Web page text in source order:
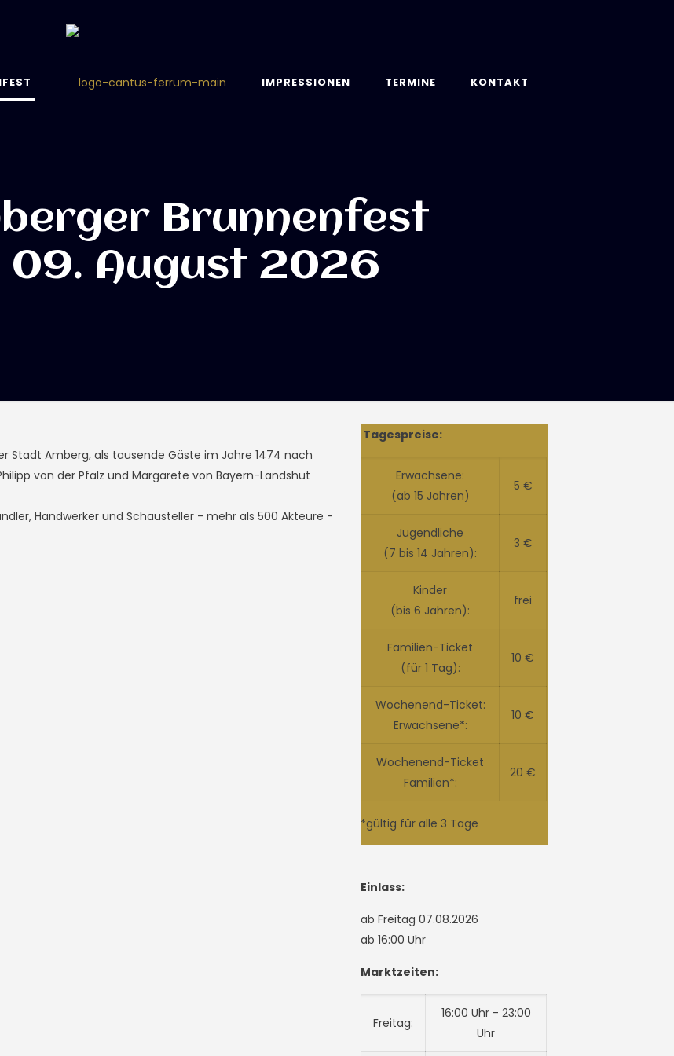
IMPRESSIONEN TERMINE KONTAKT
Brunnenfest
09. August 2026
Stadt Amberg, als tausende Gäste im Jahre 1474 nach
von der Pfalz und Margarete von Bayern-Landshut
Handwerker und Schausteller - mehr als 500 Akteure -
Tagespreise:
Erwachsene:
(ab 15 Jahren)
5 €
Jugendliche
(7 bis 14 Jahren):
3 €
Kinder
(bis 6 Jahren):
frei
Familien-Ticket
(für 1 Tag):
10 €
Wochenend-Ticket:
Erwachsene*:
10 €
Wochenend-Ticket
Familien*:
20 €
*gültig für alle 3 Tage
Einlass:
ab Freitag 07.08.2026
ab 16:00 Uhr
Marktzeiten:
Freitag:
16:00 Uhr - 23:00
Uhr